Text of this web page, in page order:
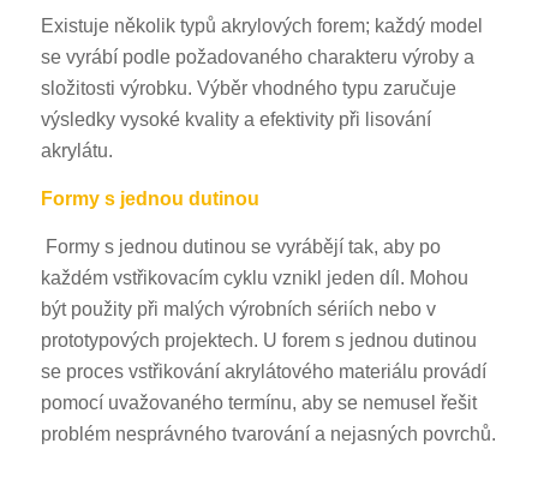
Existuje několik typů akrylových forem; každý model
se vyrábí podle požadovaného charakteru výroby a
složitosti výrobku. Výběr vhodného typu zaručuje
výsledky vysoké kvality a efektivity při lisování
akrylátu.
Formy s jednou dutinou
Formy s jednou dutinou se vyrábějí tak, aby po
každém vstřikovacím cyklu vznikl jeden díl. Mohou
být použity při malých výrobních sériích nebo v
prototypových projektech. U forem s jednou dutinou
se proces vstřikování akrylátového materiálu provádí
pomocí uvažovaného termínu, aby se nemusel řešit
problém nesprávného tvarování a nejasných povrchů.